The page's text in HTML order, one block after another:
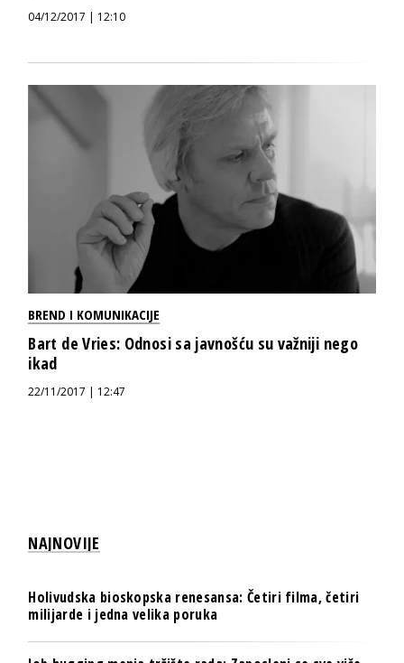
04/12/2017 | 12:10
BREND I KOMUNIKACIJE
Bart de Vries: Odnosi sa javnošću su važniji nego
ikad
22/11/2017 | 12:47
NAJNOVIJE
Holivudska bioskopska renesansa: Četiri filma, četiri
milijarde i jedna velika poruka